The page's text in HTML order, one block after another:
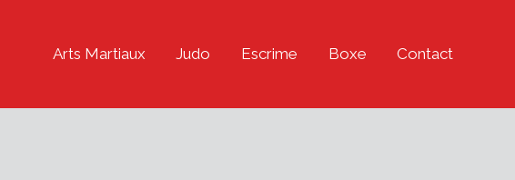
Arts Martiaux Judo Escrime Boxe Contact